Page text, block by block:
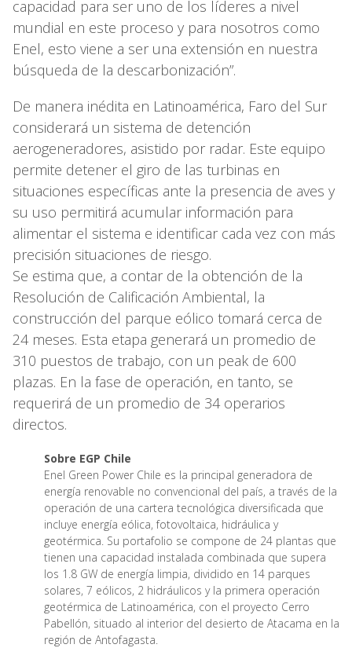
capacidad para ser uno de los líderes a nivel
mundial en este proceso y para nosotros como
Enel, esto viene a ser una extensión en nuestra
búsqueda de la descarbonización”.
De manera inédita en Latinoamérica, Faro del Sur
considerará un sistema de detención
aerogeneradores, asistido por radar. Este equipo
permite detener el giro de las turbinas en
situaciones específicas ante la presencia de aves y
su uso permitirá acumular información para
alimentar el sistema e identificar cada vez con más
precisión situaciones de riesgo.
Se estima que, a contar de la obtención de la
Resolución de Calificación Ambiental, la
construcción del parque eólico tomará cerca de
24 meses. Esta etapa generará un promedio de
310 puestos de trabajo, con un peak de 600
plazas. En la fase de operación, en tanto, se
requerirá de un promedio de 34 operarios
directos.
Sobre EGP Chile
Enel Green Power Chile es la principal generadora de
energía renovable no convencional del país, a través de la
operación de una cartera tecnológica diversificada que
incluye energía eólica, fotovoltaica, hidráulica y
geotérmica. Su portafolio se compone de 24 plantas que
tienen una capacidad instalada combinada que supera
los 1.8 GW de energía limpia, dividido en 14 parques
solares, 7 eólicos, 2 hidráulicos y la primera operación
geotérmica de Latinoamérica, con el proyecto Cerro
Pabellón, situado al interior del desierto de Atacama en la
región de Antofagasta.